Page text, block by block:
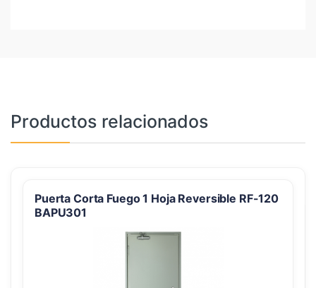
Productos relacionados
Puerta Corta Fuego 1 Hoja Reversible RF-120
BAPU301